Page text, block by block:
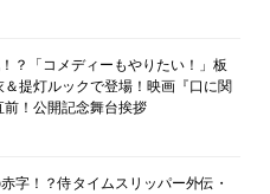
？「コメディーもやりたい！」板
提灯ルックで登場！映画『口に関
！公開記念舞台挨拶
字！？侍タイムスリッパー外伝・